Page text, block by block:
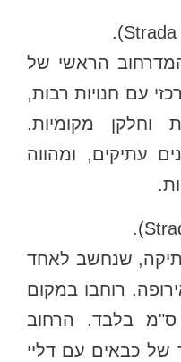
הראשי של
עם חנויות רבות,
וחלקן מקומיות.
עתיקים, ומהווה
שנחשב לאחד
רוחבו במקום
ביותר הוא כ-110 ס"מ בלבד. הרחוב
כבאים עם דליי